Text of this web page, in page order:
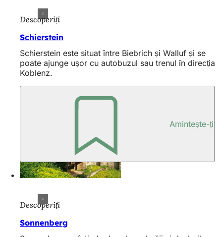
Descoperiți
Schierstein
Schierstein este situat între Biebrich și Walluf și se
poate ajunge ușor cu autobuzul sau trenul în direcția
Koblenz.
Amintește-ți
Descoperiți
Sonnenberg